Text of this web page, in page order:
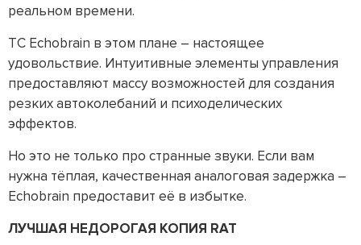
реальном времени.
TC Echobrain в этом плане – настоящее
удовольствие. Интуитивные элементы управления
предоставляют массу возможностей для создания
резких автоколебаний и психоделических
эффектов.
Но это не только про странные звуки. Если вам
нужна тёплая, качественная аналоговая задержка –
Echobrain предоставит её в избытке.
ЛУЧШАЯ НЕДОРОГАЯ КОПИЯ RAT